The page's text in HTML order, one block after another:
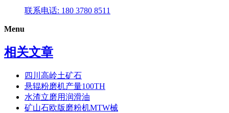
联系电话: 180 3780 8511
Menu
相关文章
四川高岭土矿石
悬辊粉磨机产量100TH
水渣立磨用润滑油
矿山石欧版磨粉机MTW械